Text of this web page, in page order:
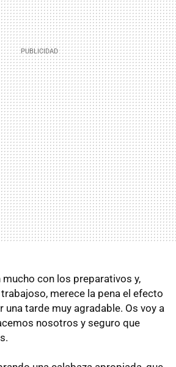
con los preparativos y,
merece la pena el efecto
una tarde muy agradable. Os voy a
nosotros y seguro que